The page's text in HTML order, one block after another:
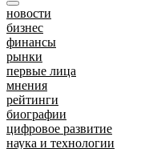
новости
бизнес
финансы
рынки
первые лица
мнения
рейтинги
биографии
цифровое развитие
наука и технологии